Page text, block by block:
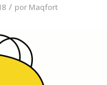
/ por Maqfort